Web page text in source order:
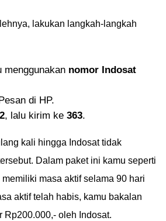
lakukan langkah-langkah
menggunakan nomor Indosat
di HP.
, lalu kirim ke 363.
kali hingga Indosat tidak
Dalam paket ini kamu seperti
masa aktif selama 90 hari
aktif telah habis, kamu bakalan
Rp200.000,- oleh Indosat.